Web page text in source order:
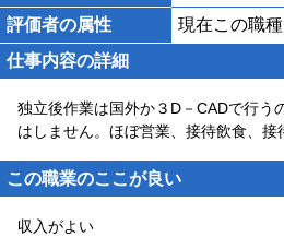
評価者の属性
現在この職
仕事内容の詳細
独立後作業は国外か３D－CADで行う
はしません。ほぼ営業、接待飲食、接
この職業のここが良い
収入がよい